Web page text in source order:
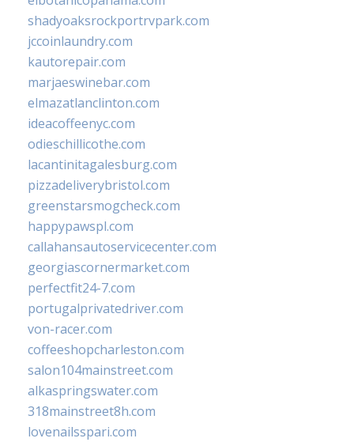
shadyoaksrockportrvpark.com
jccoinlaundry.com
kautorepair.com
marjaeswinebar.com
elmazatlanclinton.com
ideacoffeenyc.com
odieschillicothe.com
lacantinitagalesburg.com
pizzadeliverybristol.com
greenstarsmogcheck.com
happypawspl.com
callahansautoservicecenter.com
georgiascornermarket.com
perfectfit24-7.com
portugalprivatedriver.com
von-racer.com
coffeeshopcharleston.com
salon104mainstreet.com
alkaspringswater.com
318mainstreet8h.com
lovenailsspari.com